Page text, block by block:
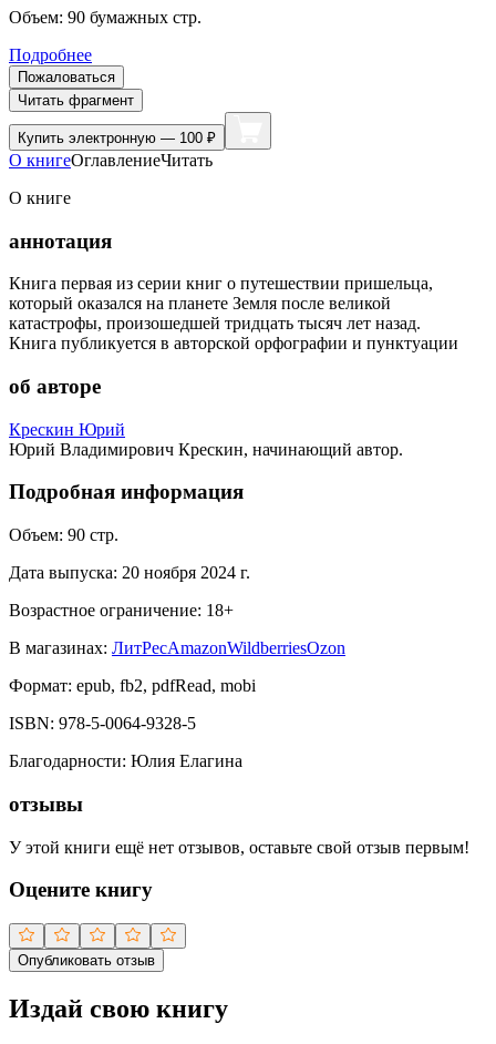
Объем: 90 бумажных стр.
Подробнее
Пожаловаться
Читать фрагмент
Купить электронную — 100 ₽
О книгеОглавлениеЧитать
О книге
аннотация
Книга первая из серии книг о путешествии пришельца,
который оказался на планете Земля после великой
катастрофы, произошедшей тридцать тысяч лет назад.
Книга публикуется в авторской орфографии и пунктуации
об авторе
Крескин Юрий
Юрий Владимирович Крескин, начинающий автор.
Подробная информация
Объем: 90 стр.
Дата выпуска: 20 ноября 2024 г.
Возрастное ограничение: 18+
В магазинах: ЛитРесAmazonWildberriesOzon
Формат: epub, fb2, pdfRead, mobi
ISBN: 978-5-0064-9328-5
Благодарности: Юлия Елагина
отзывы
У этой книги ещё нет отзывов, оставьте свой отзыв первым!
Оцените книгу
Опубликовать отзыв
Издай свою книгу